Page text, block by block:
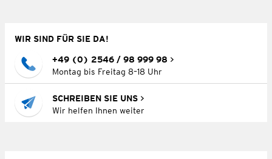
WIR SIND FÜR SIE DA!
+49 (0) 2546 / 98 999 98
Montag bis Freitag 8–18 Uhr
SCHREIBEN SIE UNS
Wir helfen Ihnen weiter